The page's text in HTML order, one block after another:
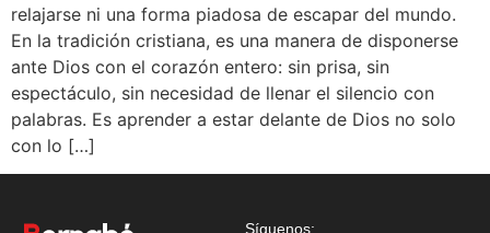
relajarse ni una forma piadosa de escapar del mundo.
En la tradición cristiana, es una manera de disponerse
ante Dios con el corazón entero: sin prisa, sin
espectáculo, sin necesidad de llenar el silencio con
palabras. Es aprender a estar delante de Dios no solo
con lo […]
Síguenos: